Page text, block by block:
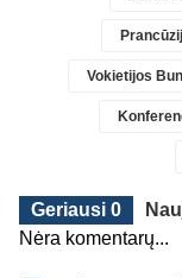
Vokietijos
Geriausi 0
Nėra komentarų...